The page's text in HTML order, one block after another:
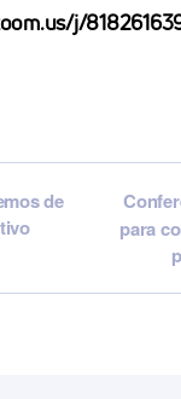
j/
de
para